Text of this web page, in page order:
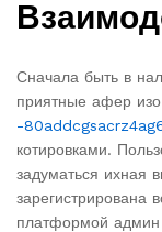
Сначала быть в
приятные афер изо
-
котировками.
задуматься ихная
зарегистрирована
платформой админ